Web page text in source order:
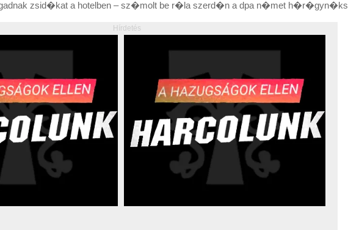
zsid�kat a hotelben – sz�molt be r�la szerd�n a dpa n�met h�r�gyn�ks
Hírdetés